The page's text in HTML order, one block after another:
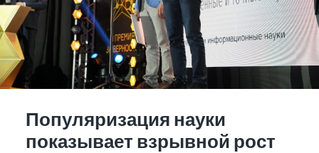
Популяризация науки
показывает взрывной рост